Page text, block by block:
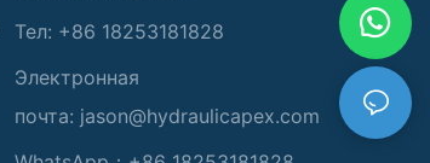
Тел: +86 18253181828
Электронная
почта: jason@hydraulicapex.com